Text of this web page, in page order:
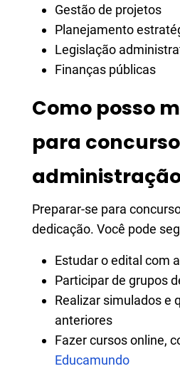
Gestão de projetos
Planejamento
Legislação
Finanças públicas
Como posso
para
Preparar-se para
dedicação. Você pode
Estudar o edital com
Participar de grupos
Realizar simulados e
anteriores
Fazer cursos online,
Educamundo